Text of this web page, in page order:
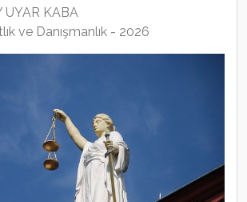
UYAR KABA
ve Danışmanlık - 2026